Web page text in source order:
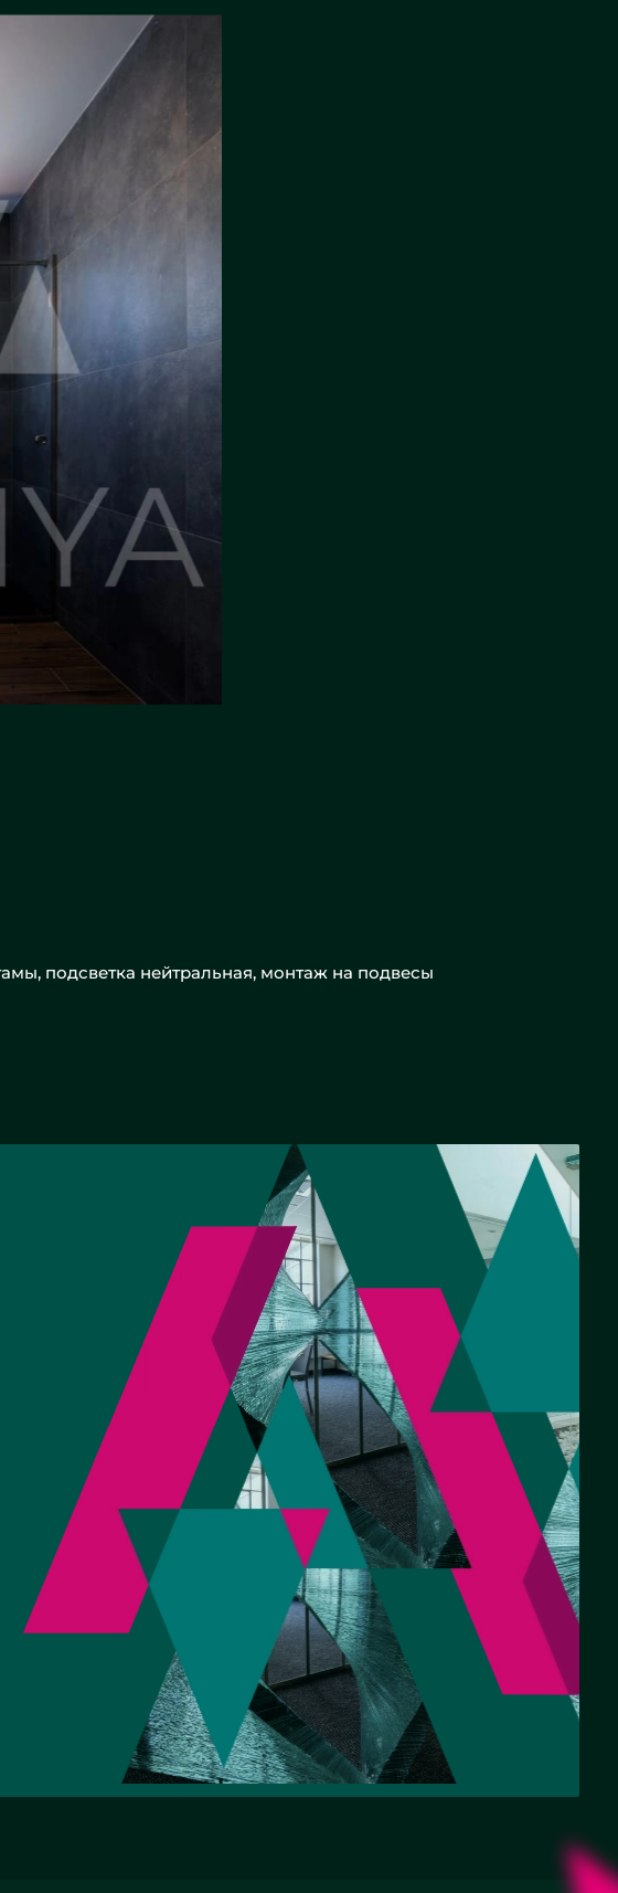
подсветка нейтральная, монтаж на подвесы